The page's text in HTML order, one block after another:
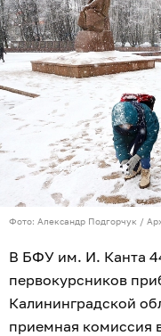
Фото: Александр Подгорчук /
В БФУ им. И. Канта
первокурсников
Калининградской
приемная комиссия